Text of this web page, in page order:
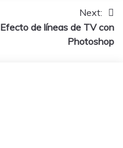
Next:
Efecto de líneas de TV con
Photoshop